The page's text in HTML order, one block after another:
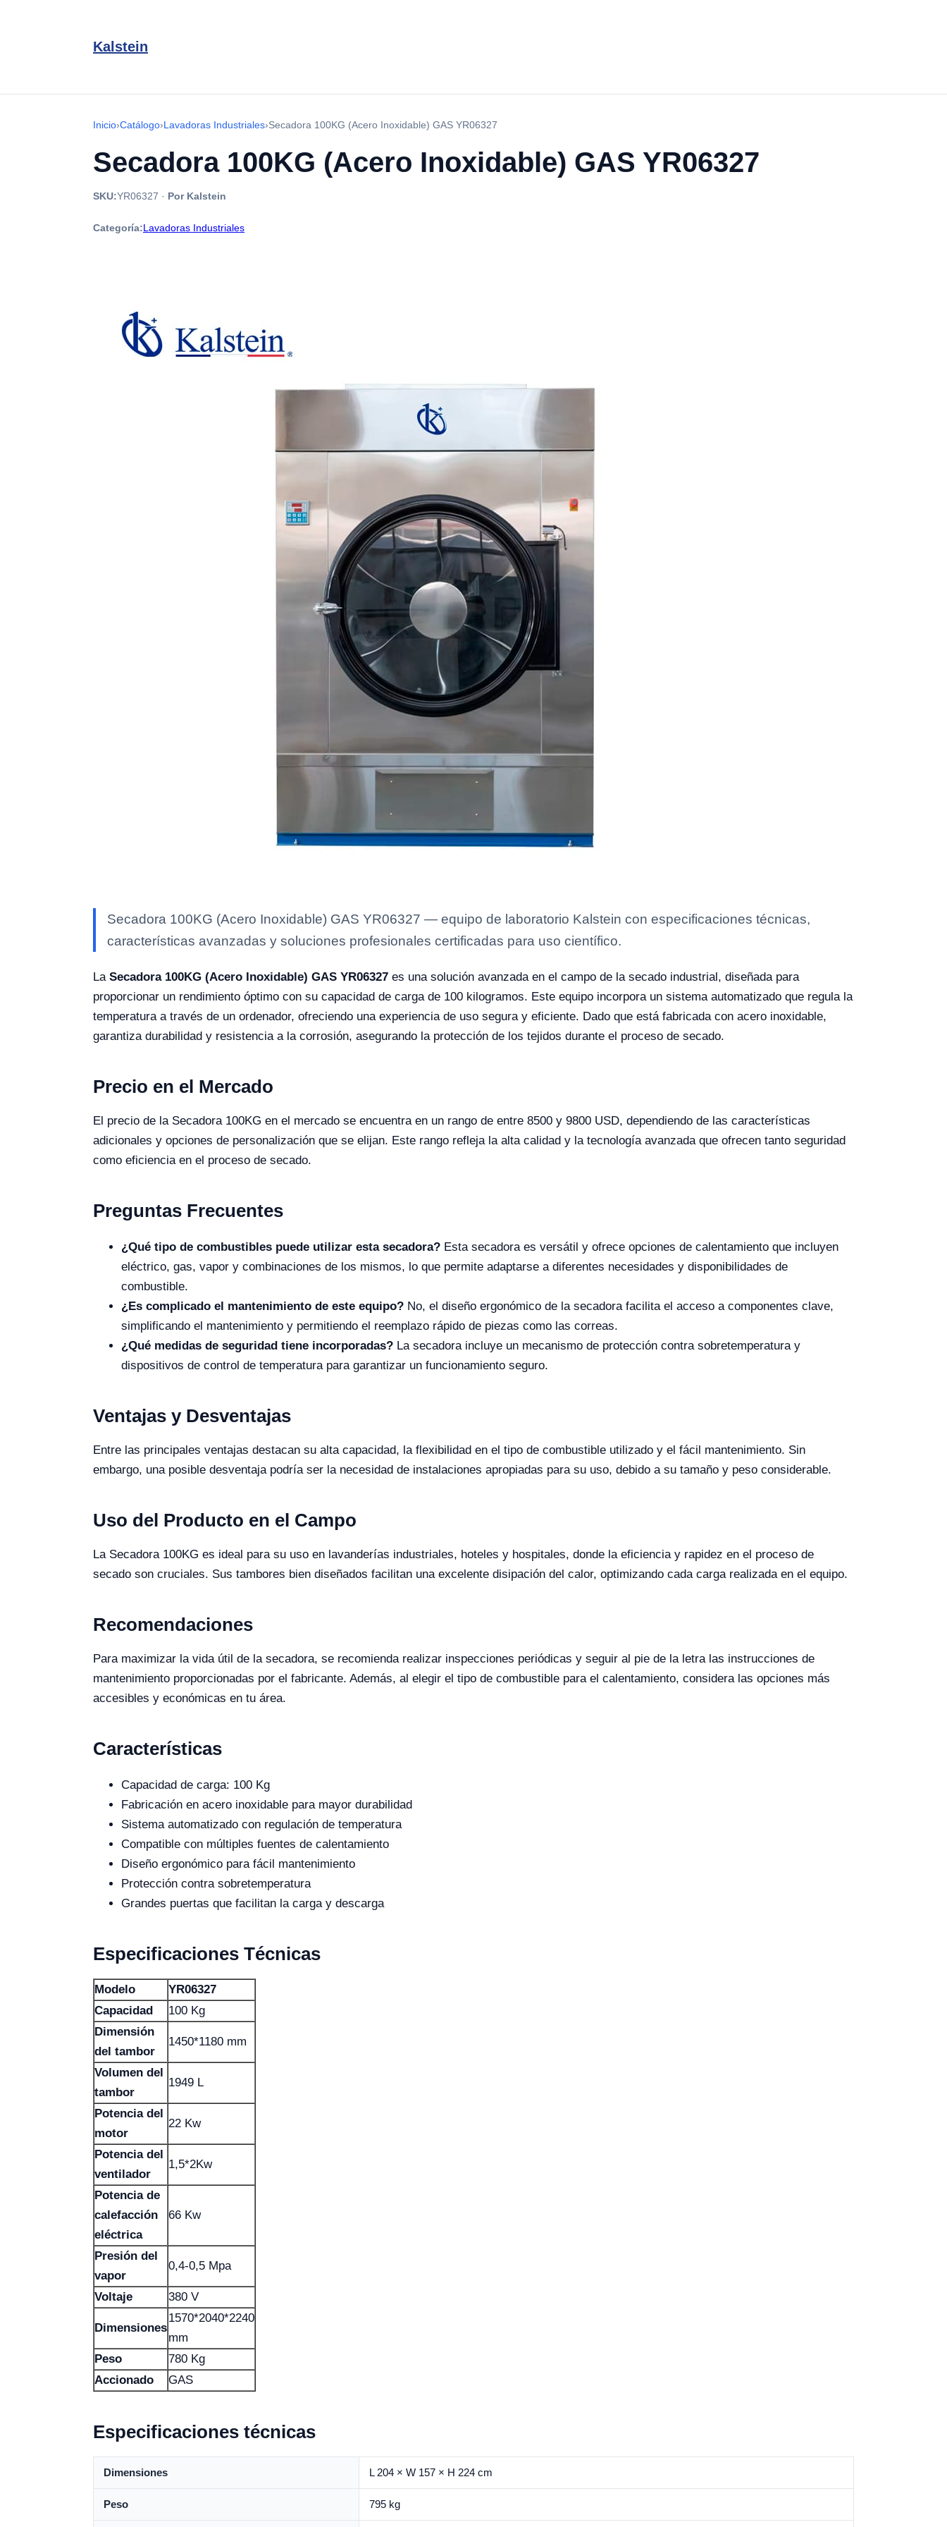
Kalstein
Inicio›Catálogo›Lavadoras Industriales›Secadora 100KG (Acero Inoxidable) GAS YR06327
Secadora 100KG (Acero Inoxidable) GAS YR06327
SKU:YR06327 · Por Kalstein
Categoría:Lavadoras Industriales
Secadora 100KG (Acero Inoxidable) GAS YR06327 — equipo de laboratorio Kalstein con especificaciones técnicas,
características avanzadas y soluciones profesionales certificadas para uso científico.
La Secadora 100KG (Acero Inoxidable) GAS YR06327 es una solución avanzada en el campo de la secado industrial, diseñada para
proporcionar un rendimiento óptimo con su capacidad de carga de 100 kilogramos. Este equipo incorpora un sistema automatizado que regula la
temperatura a través de un ordenador, ofreciendo una experiencia de uso segura y eficiente. Dado que está fabricada con acero inoxidable,
garantiza durabilidad y resistencia a la corrosión, asegurando la protección de los tejidos durante el proceso de secado.
Precio en el Mercado
El precio de la Secadora 100KG en el mercado se encuentra en un rango de entre 8500 y 9800 USD, dependiendo de las características
adicionales y opciones de personalización que se elijan. Este rango refleja la alta calidad y la tecnología avanzada que ofrecen tanto seguridad
como eficiencia en el proceso de secado.
Preguntas Frecuentes
¿Qué tipo de combustibles puede utilizar esta secadora? Esta secadora es versátil y ofrece opciones de calentamiento que incluyen
eléctrico, gas, vapor y combinaciones de los mismos, lo que permite adaptarse a diferentes necesidades y disponibilidades de
combustible.
¿Es complicado el mantenimiento de este equipo? No, el diseño ergonómico de la secadora facilita el acceso a componentes clave,
simplificando el mantenimiento y permitiendo el reemplazo rápido de piezas como las correas.
¿Qué medidas de seguridad tiene incorporadas? La secadora incluye un mecanismo de protección contra sobretemperatura y
dispositivos de control de temperatura para garantizar un funcionamiento seguro.
Ventajas y Desventajas
Entre las principales ventajas destacan su alta capacidad, la flexibilidad en el tipo de combustible utilizado y el fácil mantenimiento. Sin
embargo, una posible desventaja podría ser la necesidad de instalaciones apropiadas para su uso, debido a su tamaño y peso considerable.
Uso del Producto en el Campo
La Secadora 100KG es ideal para su uso en lavanderías industriales, hoteles y hospitales, donde la eficiencia y rapidez en el proceso de
secado son cruciales. Sus tambores bien diseñados facilitan una excelente disipación del calor, optimizando cada carga realizada en el equipo.
Recomendaciones
Para maximizar la vida útil de la secadora, se recomienda realizar inspecciones periódicas y seguir al pie de la letra las instrucciones de
mantenimiento proporcionadas por el fabricante. Además, al elegir el tipo de combustible para el calentamiento, considera las opciones más
accesibles y económicas en tu área.
Características
Capacidad de carga: 100 Kg
Fabricación en acero inoxidable para mayor durabilidad
Sistema automatizado con regulación de temperatura
Compatible con múltiples fuentes de calentamiento
Diseño ergonómico para fácil mantenimiento
Protección contra sobretemperatura
Grandes puertas que facilitan la carga y descarga
Especificaciones Técnicas
Modelo
YR06327
Capacidad
100 Kg
Dimensión
del tambor
1450*1180 mm
Volumen del
tambor
1949 L
Potencia del
motor
22 Kw
Potencia del
ventilador
1,5*2Kw
Potencia de
calefacción
eléctrica
66 Kw
Presión del
vapor
0,4-0,5 Mpa
Voltaje 380 V
Dimensiones
1570*2040*2240
mm
Peso
780 Kg
Accionado
GAS
Especificaciones técnicas
Dimensiones L 204 × W 157 × H 224 cm
Peso 795 kg